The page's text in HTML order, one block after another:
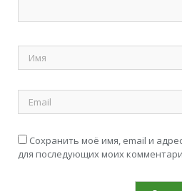
Сохранить моё имя, email и
для последующих моих